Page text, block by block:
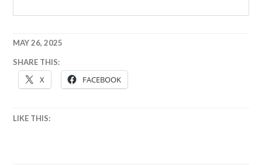
MAY 26, 2025
端
SHARE THIS:
X FACEBOOK
LIKE THIS: